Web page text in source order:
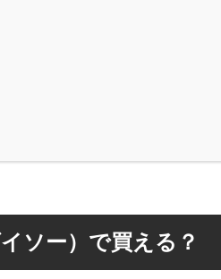
ソー）で買える？